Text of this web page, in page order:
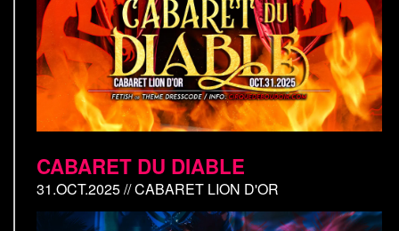
CABARET DU DIABLE
31.OCT.2025 // CABARET LION D'OR